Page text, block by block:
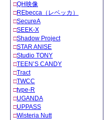
□QH映像
□REbecca（レベッカ）
□SecureA
□SEEK-X
□Shadow Project
□STAR ANISE
□Studio TONY
□TEEN’S CANDY
□Tract
□TWCC
□type-R
□UGANDA
□UPPASS
□Wisteria Nutt